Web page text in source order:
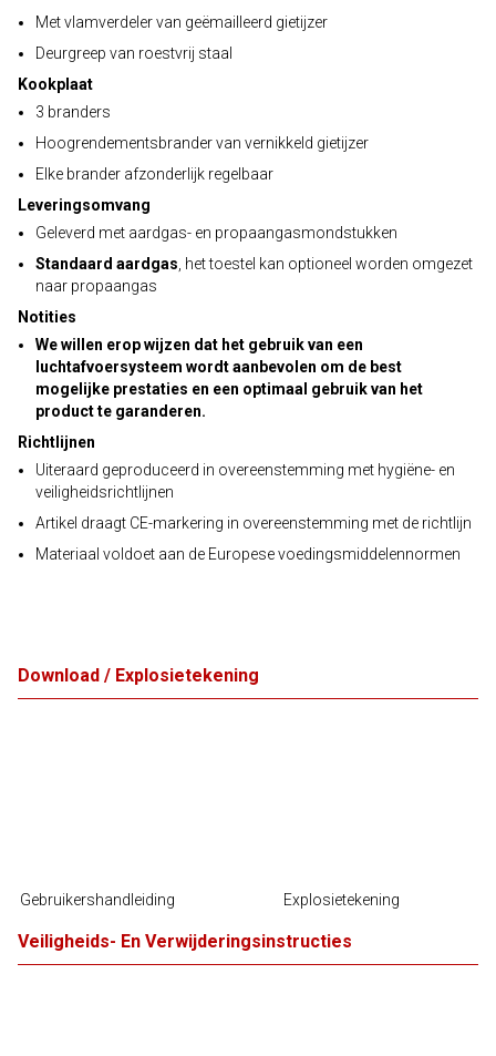
Met vlamverdeler van geëmailleerd gietijzer
Deurgreep van roestvrij staal
Kookplaat
3 branders
Hoogrendementsbrander van vernikkeld gietijzer
Elke brander afzonderlijk regelbaar
Leveringsomvang
Geleverd met aardgas- en propaangasmondstukken
Standaard aardgas , het toestel kan optioneel worden omgezet
naar propaangas
Notities
We willen erop wijzen dat het gebruik van een
luchtafvoersysteem wordt aanbevolen om de best
mogelijke prestaties en een optimaal gebruik van het
product te garanderen.
Richtlijnen
Uiteraard geproduceerd in overeenstemming met hygiëne- en
veiligheidsrichtlijnen
Artikel draagt CE-markering in overeenstemming met de richtlijn
Materiaal voldoet aan de Europese voedingsmiddelennormen
Download / Explosietekening
Gebruikershandleiding Explosietekening
Veiligheids- En Verwijderingsinstructies